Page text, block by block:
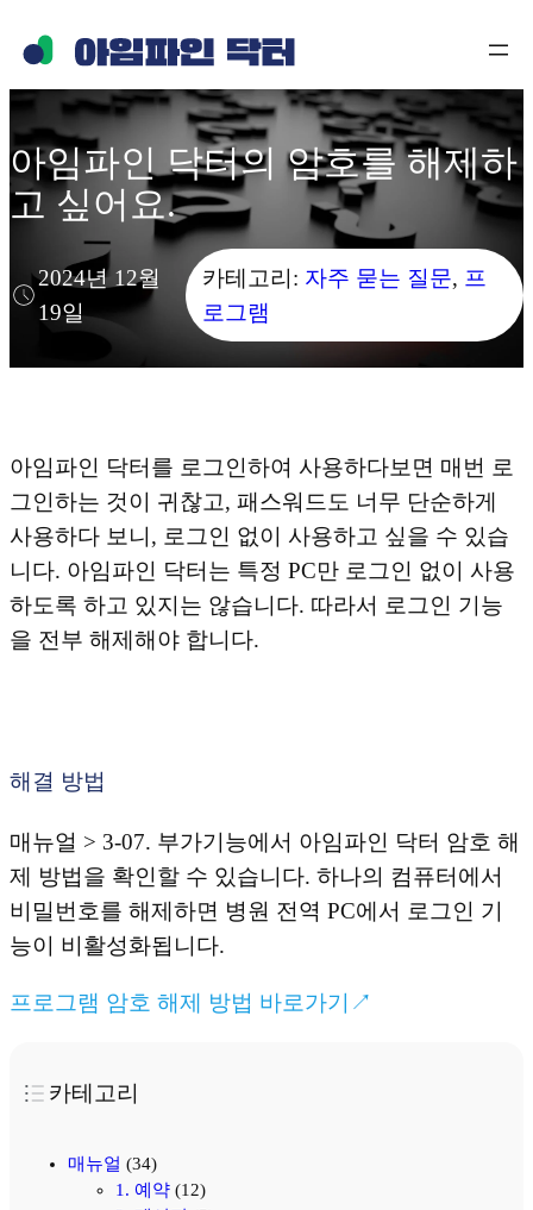
텐
츠
로
바
로
아임파인 닥터의 암호를 해제하
고 싶어요.
2024년 12월
19일
카테고리: 자주 묻는 질문, 프
로그램
아임파인 닥터를 로그인하여 사용하다보면 매번 로
그인하는 것이 귀찮고, 패스워드도 너무 단순하게
사용하다 보니, 로그인 없이 사용하고 싶을 수 있습
니다. 아임파인 닥터는 특정 PC만 로그인 없이 사용
하도록 하고 있지는 않습니다. 따라서 로그인 기능
을 전부 해제해야 합니다.
해결 방법
매뉴얼 > 3-07. 부가기능에서 아임파인 닥터 암호 해
제 방법을 확인할 수 있습니다. 하나의 컴퓨터에서
비밀번호를 해제하면 병원 전역 PC에서 로그인 기
능이 비활성화됩니다.
프로그램 암호 해제 방법 바로가기↗
카테고리
매뉴얼 (34)
1. 예약(12)